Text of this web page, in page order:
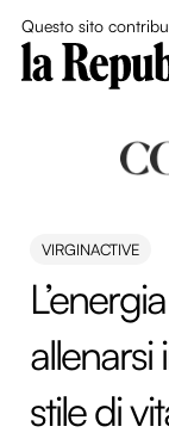
Questo sito
VIRGINACTIVE
stile di